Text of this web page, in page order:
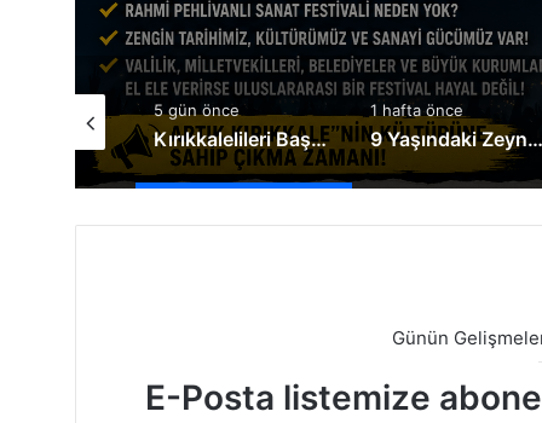
1 hafta önce
9 Yaşındaki Zeynep Yaşama Tutunmak İçin Destek Bekliyor
1 hafta önce
Ahmet Önal’dan Sürücü Adaylarına Müjde!
Günün
E-Posta listemize